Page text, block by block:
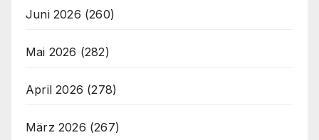
Juni 2026 (260)
Mai 2026 (282)
April 2026 (278)
März 2026 (267)